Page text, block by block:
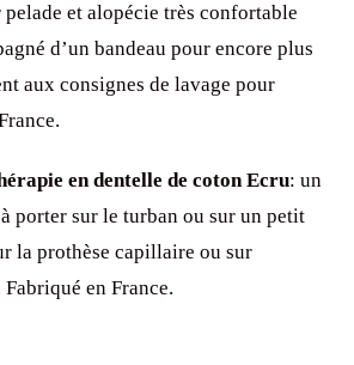
et alopécie très confortable
d’un bandeau pour encore plus
aux consignes de lavage pour
en dentelle de coton Ecru: un
porter sur le turban ou sur un petit
la prothèse capillaire ou sur
en France.